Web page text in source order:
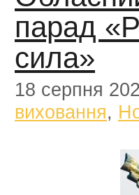
парад
сила»
18 серпня
виховання,